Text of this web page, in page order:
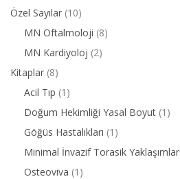
Özel Sayılar (10)
MN Oftalmoloji (8)
MN Kardiyoloj (2)
Kitaplar (8)
Acil Tıp (1)
Doğum Hekimliği Yasal Boyut (1)
Göğüs Hastalıkları (1)
Minimal İnvazif Torasik Yaklaşımlar
Osteoviva (1)